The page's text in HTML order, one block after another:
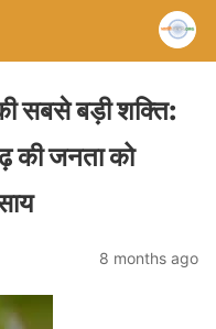
सबसे बड़ी शक्ति:
की जनता को
8 months ago